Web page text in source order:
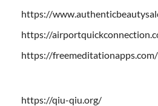
https://
https://
https://freemeditationapps.com/
https://qiu-qiu.org/